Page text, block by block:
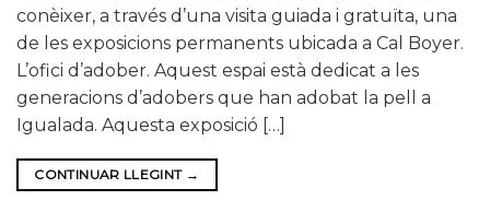
conèixer, a través d’una visita guiada i gratuïta, una
de les exposicions permanents ubicada a Cal Boyer.
L’ofici d’adober. Aquest espai està dedicat a les
generacions d’adobers que han adobat la pell a
Igualada. Aquesta exposició […]
CONTINUAR LLEGINT →